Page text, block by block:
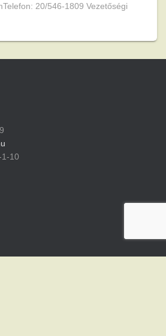
20/546-1809 Vezetőségi
10